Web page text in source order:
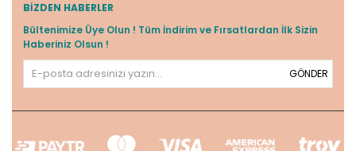
BIZDEN HABERLER
Bültenimize Üye Olun ! Tüm İndirim ve Fırsatlardan İlk Sizin
Haberiniz Olsun !
GÖNDER